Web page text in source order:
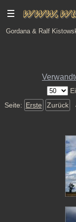
Gordana & Ralf
Seite: Erste Zurück